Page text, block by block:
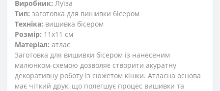
Виробник: Луїза
Тип: заготовка для вишивки бісером
Техніка: вишивка бісером
Розмір: 11x11 см
Матеріал: атлас
Заготовка для вишивки бісером із нанесеним
малюнком-схемою дозволяє створити акуратну
декоративну роботу із сюжетом кішки. Атласна основа
має чіткий друк, що полегшує процес вишивки та